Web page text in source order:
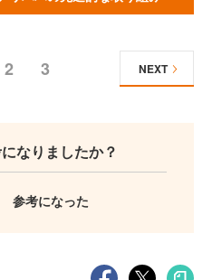
2 3 NEXT
なりましたか？
参考になった